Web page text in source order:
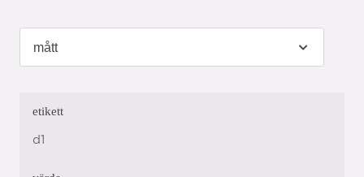
etikett
d1